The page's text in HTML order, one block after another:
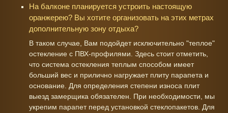
На балконе планируется устроить настоящую
оранжерею? Вы хотите организовать на этих метрах
дополнительную зону отдыха?
В таком случае, Вам подойдет исключительно "теплое"
остекление с ПВХ-профилями. Здесь стоит отметить,
что система остекления теплым способом имеет
больший вес и прилично нагружает плиту парапета и
основание. Для определения степени износа плит
выезд замерщика обязателен. При необходимости, мы
укрепим парапет перед установкой стеклопакетов. Для